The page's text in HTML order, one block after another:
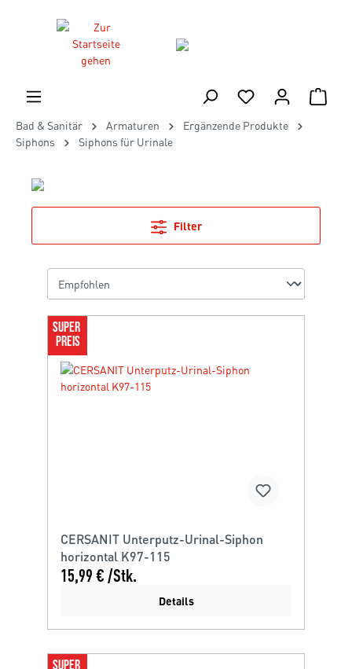
Bad & Sanitär Armaturen
Ergänzende Produkte
Siphons
Siphons für Urinale
Filter
SUPER
PREIS
CERSANIT Unterputz-Urinal-Siphon
horizontal K97-115
15,99 € /Stk.
Details